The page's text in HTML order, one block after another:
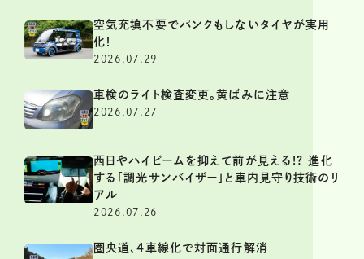
空気充填不要でパンクもしないタイヤが実用
化！
2026.07.29
車検のライト検査変更。黄ばみに注意
2026.07.27
西日やハイビームを抑えて前が見える!? 進化
する「調光サンバイザー」と車内見守り技術のリ
アル
2026.07.26
圏央道、4車線化で対面通行解消